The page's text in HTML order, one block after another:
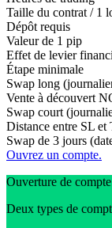
Taille du contrat / 1
Dépôt requis
Valeur de 1 pip
Effet de levier
Étape minimale
Swap long
Vente à découvert
Swap court
Distance entre SL et
Swap de 3 jours
Ouvrez un compte.
Ouverture de
Deux types de